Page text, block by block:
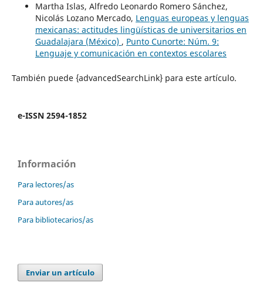
Martha Islas, Alfredo Leonardo Romero Sánchez,
Nicolás Lozano Mercado, Lenguas europeas y lenguas
mexicanas: actitudes lingüísticas de universitarios en
Guadalajara (México) , Punto Cunorte: Núm. 9:
Lenguaje y comunicación en contextos escolares
También puede {advancedSearchLink} para este artículo.
e-ISSN 2594-1852
Información
Para lectores/as
Para autores/as
Para bibliotecarios/as
Enviar un artículo